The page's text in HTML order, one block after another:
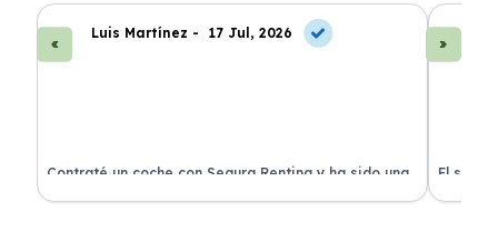
Luis Martínez - 17 Jul, 2026
Contraté un coche con Segura Renting y ha sido una
experiencia fantástica. Todo incluido y sin sorpresas.
El
proceso